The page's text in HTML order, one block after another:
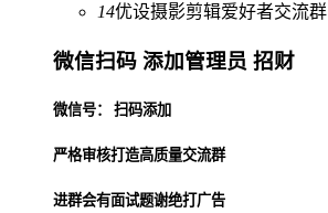
14优设摄影剪辑爱好者交流群
微信扫码 添加管理员 招财
微信号： 扫码添加
严格审核打造高质量交流群
进群会有面试题谢绝打广告